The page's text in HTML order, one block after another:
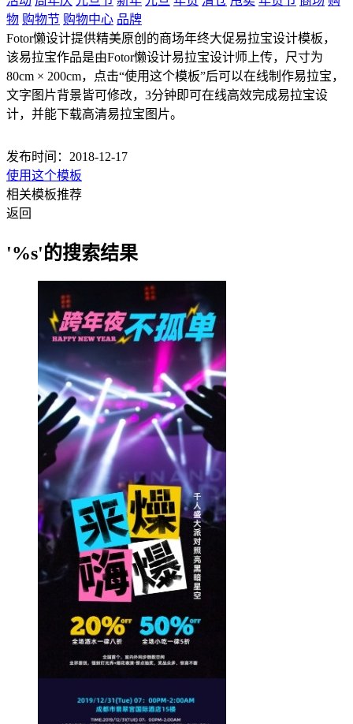
物 购物节 购物中心 品牌
Fotor懒设计提供精美原创的商场年终大促易拉宝设计模板，
该易拉宝作品是由Fotor懒设计易拉宝设计师上传，尺寸为
80cm × 200cm，点击“使用这个模板”后可以在线制作易拉宝，
文字图片背景皆可修改，3分钟即可在线高效完成易拉宝设
计，并能下载高清易拉宝图片。
发布时间：2018-12-17
使用这个模板
相关模板推荐
返回
'%s'的搜索结果